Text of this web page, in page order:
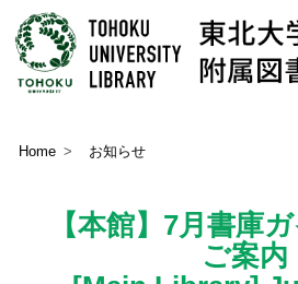
Home お知らせ
【本館】7月書庫
ご案内